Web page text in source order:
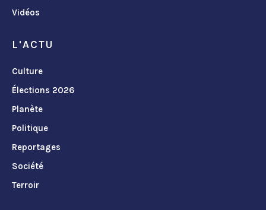
Vidéos
L'ACTU
Culture
Élections 2026
Planète
Politique
Reportages
Société
Terroir